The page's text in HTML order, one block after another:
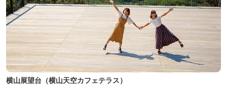
横山展望台（横山天空カフェテラス）